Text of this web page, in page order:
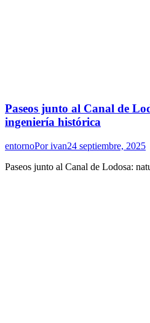
Paseos junto al Canal de
ingeniería histórica
entornoPorivan24 septiembre, 2025
Paseos junto al Canal de Lodosa: